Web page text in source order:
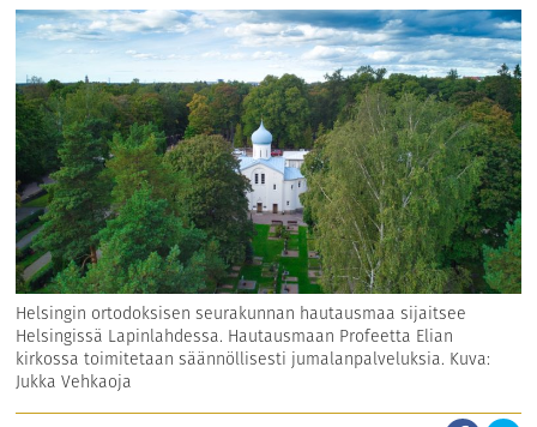
Helsingin ortodoksisen seurakunnan hautausmaa sijaitsee
Helsingissä Lapinlahdessa. Hautausmaan Profeetta Elian
kirkossa toimitetaan säännöllisesti jumalanpalveluksia. Kuva:
Jukka Vehkaoja